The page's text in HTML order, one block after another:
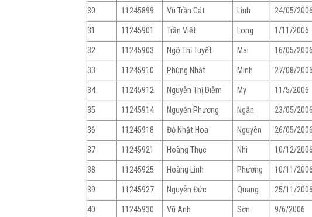
30
11245899 Vũ Trần Cát Linh
24/05/2006
31
11245901 Trần Viết Long
1/11/2006
32
11245903 Ngô Thị Tuyết Mai
16/05/2006
33
11245910 Phùng Nhật Minh
27/08/2006
34
11245912 Nguyễn Thị Diễm My
11/5/2006
35
11245914 Nguyễn Phương Ngân
23/05/2006
36
11245918 Đỗ Nhật Hoa Nguyên
26/05/2006
37
11245921 Hoàng Thục Nhi
10/12/2006
38
11245925 Hoàng Linh Phương
10/11/2006
39
11245927 Nguyễn Đức Quang
25/11/2006
40
11245930 Vũ Anh Sơn
9/6/2006